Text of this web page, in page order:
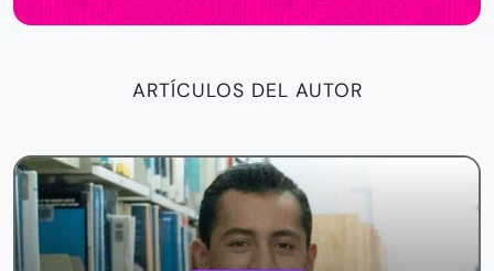
ARTÍCULOS DEL AUTOR